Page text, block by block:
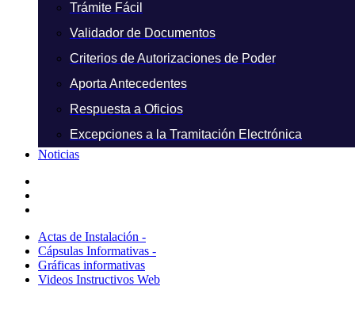
Trámite Fácil
Validador de Documentos
Criterios de Autorizaciones de Poder
Aporta Antecedentes
Respuesta a Oficios
Excepciones a la Tramitación Electrónica
Noticias
Actas de Instalación -
Cápsulas Informativas -
Gráficas informativas
Videos Instructivos Web